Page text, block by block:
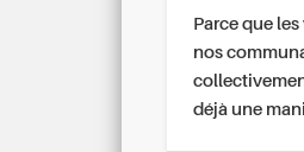
Parce que
nos
déjà une